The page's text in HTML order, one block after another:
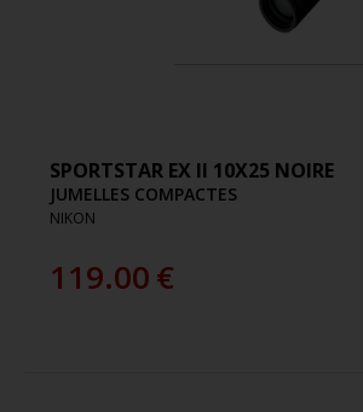
SPORTSTAR EX II 10X25 NOIRE
JUMELLES COMPACTES
NIKON
119.00€